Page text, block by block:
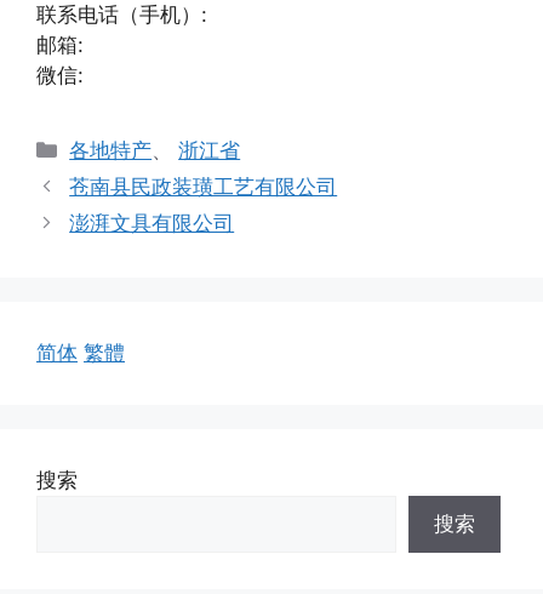
联系电话（手机）:
邮箱:
微信:
分
类
各地特产、浙江省
苍南县民政装璜工艺有限公司
澎湃文具有限公司
简体 繁體
搜索
搜索